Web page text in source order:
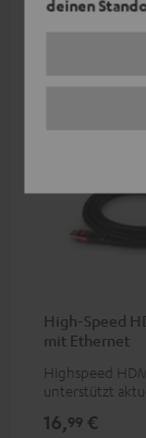
deinen
High-Speed
mit Ethernet
Highspeed
unterstützt
16,99 €